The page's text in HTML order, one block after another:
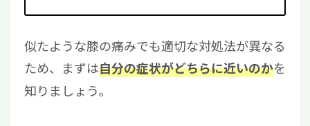
似たような膝の痛みでも適切な対処法が異なる
ため、まずは自分の症状がどちらに近いのかを
知りましょう。